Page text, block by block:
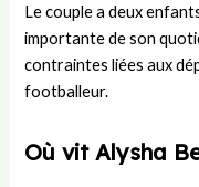
Le couple a deux
importante de son
contraintes liées aux
footballeur.
Où vit Alysha